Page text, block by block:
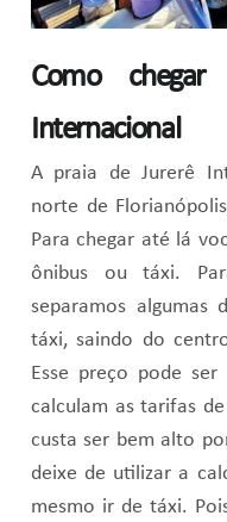
Como
Internacional
A praia de Jurerê
norte de
Para chegar até lá
ônibus ou táxi.
separamos algumas
táxi, saindo do
Esse preço pode
calculam as tarifas
custa ser bem alto
deixe de utilizar a
mesmo ir de táxi.